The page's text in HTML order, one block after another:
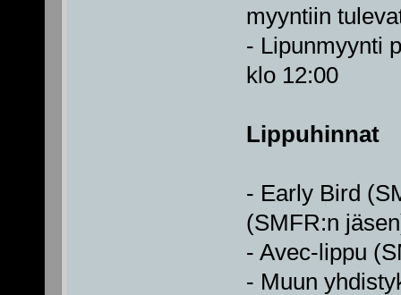
myyntiin
- Lipunmyynti
klo 12:00
Lippuhinnat
- Early Bird
(SMFR:n
- Avec-lippu
- Muun